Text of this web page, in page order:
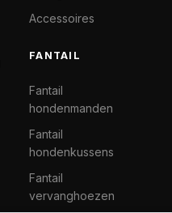
Accessoires
FANTAIL
Fantail
hondenmanden
Fantail
hondenkussens
Fantail
vervanghoezen